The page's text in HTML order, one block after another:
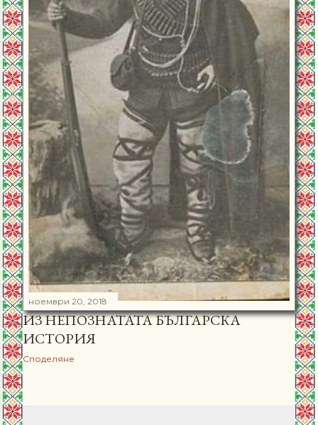
ноември 20, 2018
ИЗ НЕПОЗНАТАТА БЪЛГАРСКА
ИСТОРИЯ
Споделяне